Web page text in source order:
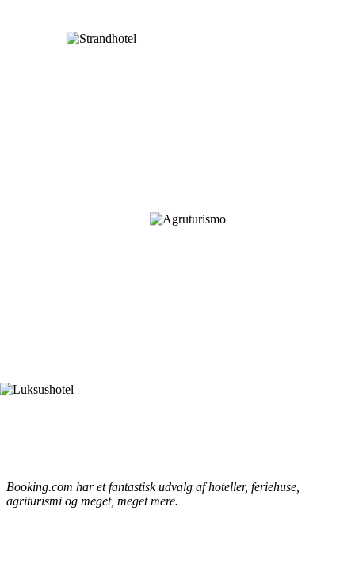
Booking.com har et fantastisk udvalg af hoteller, feriehuse,
agriturismi og meget, meget mere.